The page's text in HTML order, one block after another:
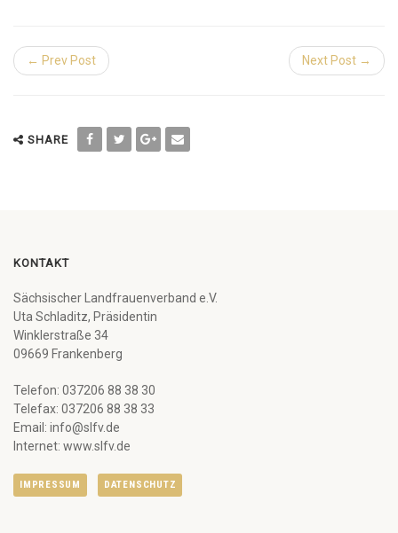
← Prev Post Next Post →
SHARE
KONTAKT
Sächsischer Landfrauenverband e.V.
Uta Schladitz, Präsidentin
Winklerstraße 34
09669 Frankenberg
Telefon: 037206 88 38 30
Telefax: 037206 88 38 33
Email: info@slfv.de
Internet: www.slfv.de
IMPRESSUM DATENSCHUTZ